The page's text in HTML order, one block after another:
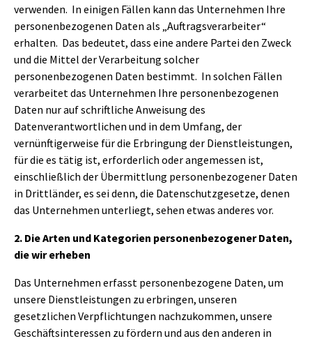
verwenden. In einigen Fällen kann das Unternehmen Ihre
personenbezogenen Daten als „Auftragsverarbeiter“
erhalten. Das bedeutet, dass eine andere Partei den Zweck
und die Mittel der Verarbeitung solcher
personenbezogenen Daten bestimmt. In solchen Fällen
verarbeitet das Unternehmen Ihre personenbezogenen
Daten nur auf schriftliche Anweisung des
Datenverantwortlichen und in dem Umfang, der
vernünftigerweise für die Erbringung der Dienstleistungen,
für die es tätig ist, erforderlich oder angemessen ist,
einschließlich der Übermittlung personenbezogener Daten
in Drittländer, es sei denn, die Datenschutzgesetze, denen
das Unternehmen unterliegt, sehen etwas anderes vor.
2. Die Arten und Kategorien personenbezogener Daten,
die wir erheben
Das Unternehmen erfasst personenbezogene Daten, um
unsere Dienstleistungen zu erbringen, unseren
gesetzlichen Verpflichtungen nachzukommen, unsere
Geschäftsinteressen zu fördern und aus den anderen in